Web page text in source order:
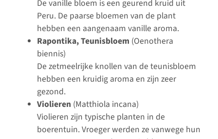
De vanille bloem is een geurend kruid uit
Peru. De paarse bloemen van de plant
hebben een aangenaam vanille aroma.
Rapontika, Teunisbloem (Oenothera
biennis)
De zetmeelrijke knollen van de teunisbloem
hebben een kruidig aroma en zijn zeer
gezond.
Violieren (Matthiola incana)
Violieren zijn typische planten in de
boerentuin. Vroeger werden ze vanwege hun